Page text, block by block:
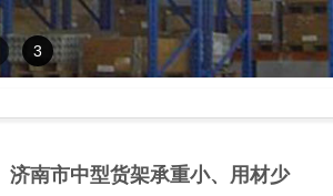
3
济南市中型货架承重小、用材少